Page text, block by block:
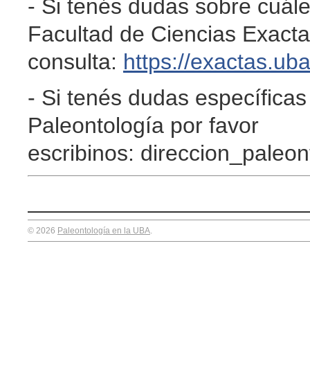
- Si tenés dudas sobre
Facultad de Ciencias
consulta: https://
- Si tenés dudas
Paleontología por favor
escribinos:
© 2026 Paleontología en la UBA.